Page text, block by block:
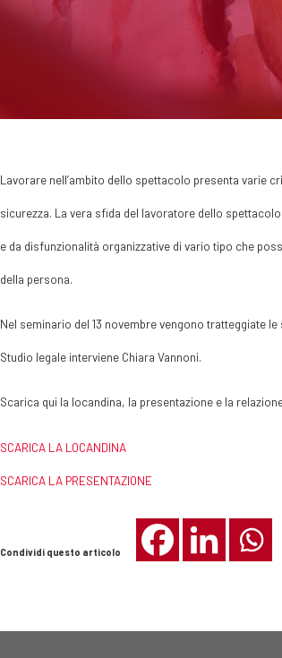
Lavorare nell’ambito dello spettacolo presenta varie
sicurezza. La vera sfida del lavoratore dello
e da disfunzionalità organizzative di vario tipo che
della persona.
Nel seminario del 13 novembre vengono tratteggiate
Studio legale interviene Chiara Vannoni.
Scarica qui la locandina, la presentazione e la relazione
SCARICA LA LOCANDINA
SCARICA LA PRESENTAZIONE
Condividi questo articolo